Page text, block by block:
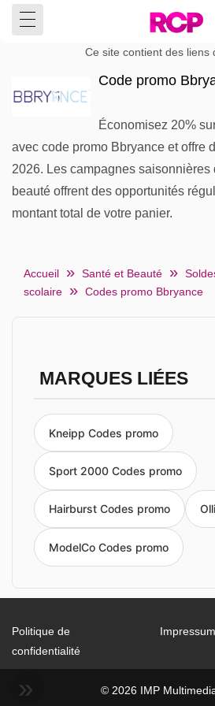
Ce site contient des liens
Code promo
Économisez 20%
avec code promo Bbryance et offre
2026. Les campagnes
beauté offrent des opportunités
montant total de votre panier.
Accueil Santé et Beauté
scolaire
Codes promo Bbryance
MARQUES LIÉES
Kneipp Codes promo
Sport 2000 Codes promo
Hairburst Codes promo
ModelCo Codes promo
Politique de
confidentialité
Impressum
© 2026 IMP